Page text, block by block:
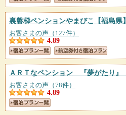
裏磐梯ペンションやまびこ 【福島県】
お客さまの声（127件）
4.89
ＡＲＴなペンション 『夢がたり』
お客さまの声（78件）
4.89